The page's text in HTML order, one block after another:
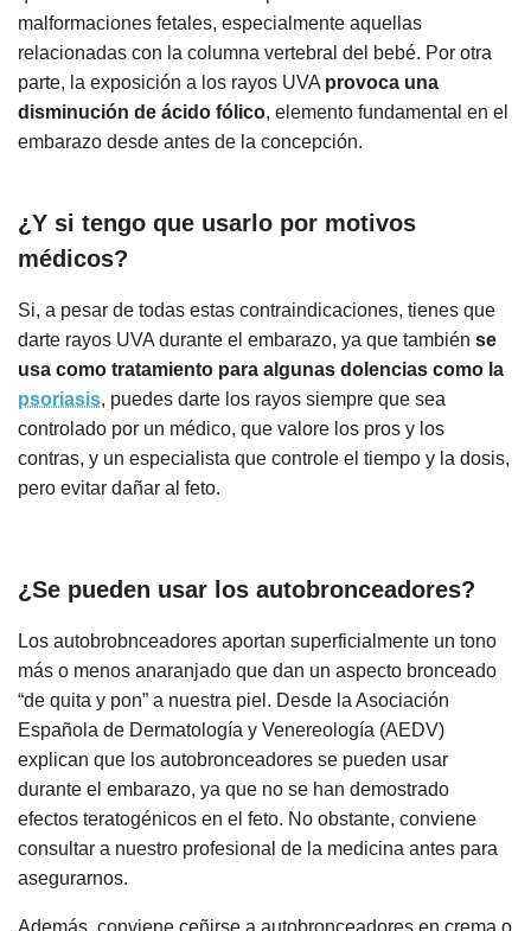
malformaciones fetales, especialmente aquellas
relacionadas con la columna vertebral del bebé. Por otra
parte, la exposición a los rayos UVA provoca una
disminución de ácido fólico, elemento fundamental en el
embarazo desde antes de la concepción.
¿Y si tengo que usarlo por motivos
médicos?
Si, a pesar de todas estas contraindicaciones, tienes que
darte rayos UVA durante el embarazo, ya que también se
usa como tratamiento para algunas dolencias como la
psoriasis, puedes darte los rayos siempre que sea
controlado por un médico, que valore los pros y los
contras, y un especialista que controle el tiempo y la dosis,
pero evitar dañar al feto.
¿Se pueden usar los autobronceadores?
Los autobrobnceadores aportan superficialmente un tono
más o menos anaranjado que dan un aspecto bronceado
“de quita y pon” a nuestra piel. Desde la Asociación
Española de Dermatología y Venereología (AEDV)
explican que los autobronceadores se pueden usar
durante el embarazo, ya que no se han demostrado
efectos teratogénicos en el feto. No obstante, conviene
consultar a nuestro profesional de la medicina antes para
asegurarnos.
Además, conviene ceñirse a autobronceadores en crema o